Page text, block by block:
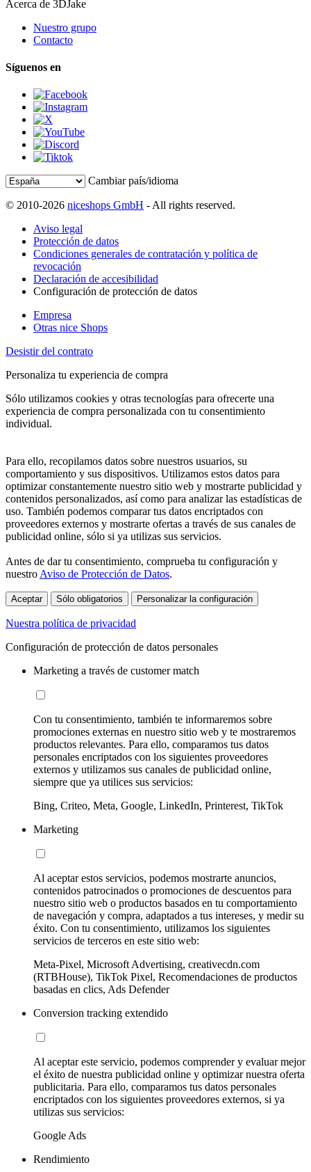
Acerca de 3DJake
Nuestro grupo
Contacto
Síguenos en
Cambiar país/idioma
© 2010-2026 niceshops GmbH - All rights reserved.
Aviso legal
Protección de datos
Condiciones generales de contratación y política de
revocación
Declaración de accesibilidad
Configuración de protección de datos
Empresa
Otras nice Shops
Desistir del contrato
Personaliza tu experiencia de compra
Sólo utilizamos cookies y otras tecnologías para ofrecerte una
experiencia de compra personalizada con tu consentimiento
individual.
Para ello, recopilamos datos sobre nuestros usuarios, su
comportamiento y sus dispositivos. Utilizamos estos datos para
optimizar constantemente nuestro sitio web y mostrarte publicidad y
contenidos personalizados, así como para analizar las estadísticas de
uso. También podemos comparar tus datos encriptados con
proveedores externos y mostrarte ofertas a través de sus canales de
publicidad online, sólo si ya utilizas sus servicios.
Antes de dar tu consentimiento, comprueba tu configuración y
nuestro Aviso de Protección de Datos.
Aceptar Sólo obligatorios Personalizar la configuración
Nuestra política de privacidad
Configuración de protección de datos personales
Marketing a través de customer match
Con tu consentimiento, también te informaremos sobre
promociones externas en nuestro sitio web y te mostraremos
productos relevantes. Para ello, comparamos tus datos
personales encriptados con los siguientes proveedores
externos y utilizamos sus canales de publicidad online,
siempre que ya utilices sus servicios:
Bing, Criteo, Meta, Google, LinkedIn, Printerest, TikTok
Marketing
Al aceptar estos servicios, podemos mostrarte anuncios,
contenidos patrocinados o promociones de descuentos para
nuestro sitio web o productos basados en tu comportamiento
de navegación y compra, adaptados a tus intereses, y medir su
éxito. Con tu consentimiento, utilizamos los siguientes
servicios de terceros en este sitio web:
Meta-Pixel, Microsoft Advertising, creativecdn.com
(RTBHouse), TikTok Pixel, Recomendaciones de productos
basadas en clics, Ads Defender
Conversion tracking extendido
Al aceptar este servicio, podemos comprender y evaluar mejor
el éxito de nuestra publicidad online y optimizar nuestra oferta
publicitaria. Para ello, comparamos tus datos personales
encriptados con los siguientes proveedores externos, si ya
utilizas sus servicios:
Google Ads
Rendimiento